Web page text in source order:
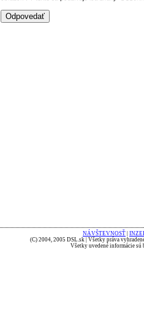
NÁVŠTEVNOSŤ
(C) 2004, 2005 DSL.sk | Všetky práva
Všetky uvedené informácie sú